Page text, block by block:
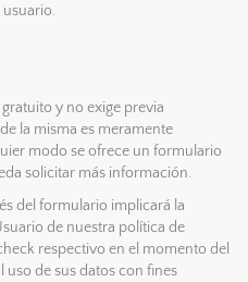
y no exige previa
la misma es meramente
modo se ofrece un formulario
solicitar más información.
del formulario implicará la
de nuestra política de
respectivo en el momento del
uso de sus datos con fines